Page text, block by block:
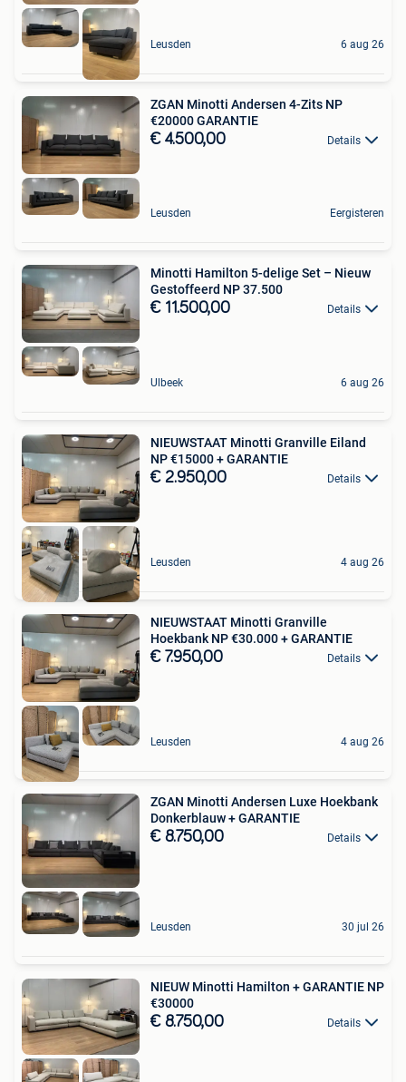
Leusden 6 aug 26
ZGAN Minotti Andersen 4-Zits NP
€20000 GARANTIE
€ 4.500,00 Details
Leusden Eergisteren
Minotti Hamilton 5-delige Set – Nieuw
Gestoffeerd NP 37.500
€ 11.500,00 Details
Ulbeek 6 aug 26
NIEUWSTAAT Minotti Granville Eiland
NP €15000 + GARANTIE
€ 2.950,00 Details
Leusden 4 aug 26
NIEUWSTAAT Minotti Granville
Hoekbank NP €30.000 + GARANTIE
€ 7.950,00 Details
Leusden 4 aug 26
ZGAN Minotti Andersen Luxe Hoekbank
Donkerblauw + GARANTIE
€ 8.750,00 Details
Leusden 30 jul 26
NIEUW Minotti Hamilton + GARANTIE NP
€30000
€ 8.750,00 Details